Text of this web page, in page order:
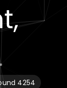
4254